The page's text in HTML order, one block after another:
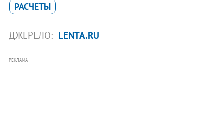
РАСЧЕТЫ
ДЖЕРЕЛО: LENTA.RU
РЕКЛАМА